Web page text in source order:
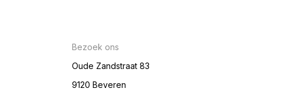
Bezoek ons
Oude Zandstraat 83
9120 Beveren